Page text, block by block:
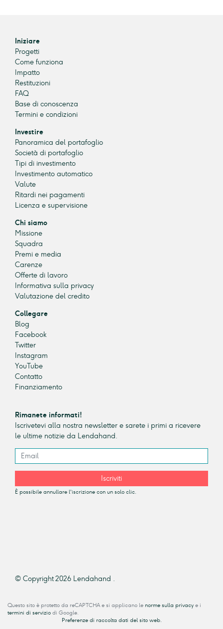
Iniziare
Progetti
Come funziona
Impatto
Restituzioni
FAQ
Base di conoscenza
Termini e condizioni
Investire
Panoramica del portafoglio
Società di portafoglio
Tipi di investimento
Investimento automatico
Valute
Ritardi nei pagamenti
Licenza e supervisione
Chi siamo
Missione
Squadra
Premi e media
Carenze
Offerte di lavoro
Informativa sulla privacy
Valutazione del credito
Collegare
Blog
Facebook
Twitter
Instagram
YouTube
Contatto
Finanziamento
Rimanete informati!
Iscrivetevi alla nostra newsletter e sarete i primi a ricevere
le ultime notizie da Lendahand.
Iscriviti
È possibile annullare l'iscrizione con un solo clic.
© Copyright 2026 Lendahand .
Questo sito è protetto da reCAPTCHA e si applicano le norme sulla privacy e i
termini di servizio di Google.
Preferenze di raccolta dati del sito web.